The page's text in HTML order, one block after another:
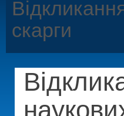
скарги